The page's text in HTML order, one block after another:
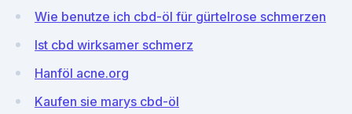
Wie benutze ich cbd-öl für gürtelrose schmerzen
Ist cbd wirksamer schmerz
Hanföl acne.org
Kaufen sie marys cbd-öl